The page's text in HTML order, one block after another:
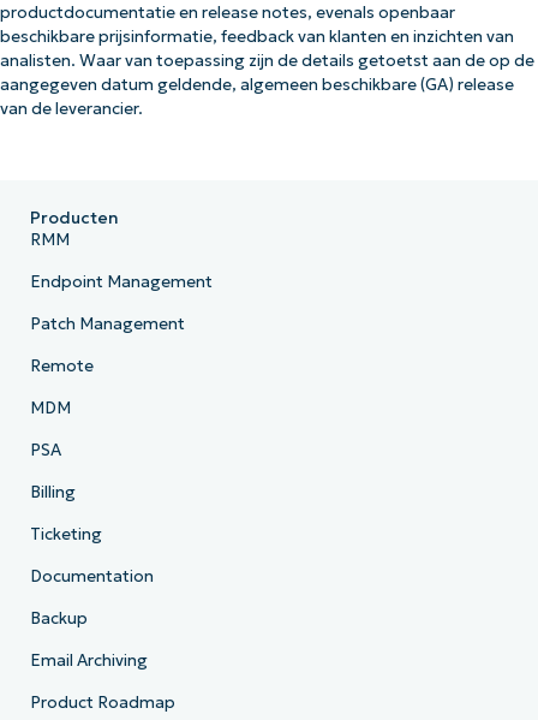
productdocumentatie en release notes, evenals openbaar
beschikbare prijsinformatie, feedback van klanten en inzichten van
analisten. Waar van toepassing zijn de details getoetst aan de op de
aangegeven datum geldende, algemeen beschikbare (GA) release
van de leverancier.
Producten
RMM
Endpoint Management
Patch Management
Remote
MDM
PSA
Billing
Ticketing
Documentation
Backup
Email Archiving
Product Roadmap